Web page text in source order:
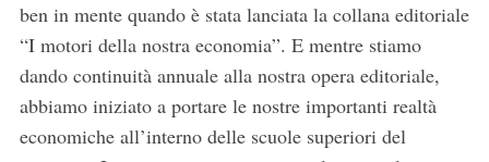
ben in mente quando è stata lanciata la collana editoriale
“I motori della nostra economia”. E mentre stiamo
dando continuità annuale alla nostra opera editoriale,
abbiamo iniziato a portare le nostre importanti realtà
economiche all’interno delle scuole superiori del